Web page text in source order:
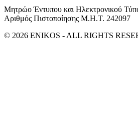
Μητρώο Έντυπου και Ηλεκτρονικού
Αριθμός Πιστοποίησης Μ.Η.Τ. 242097
© 2026 ENIKOS - ALL RIGHTS